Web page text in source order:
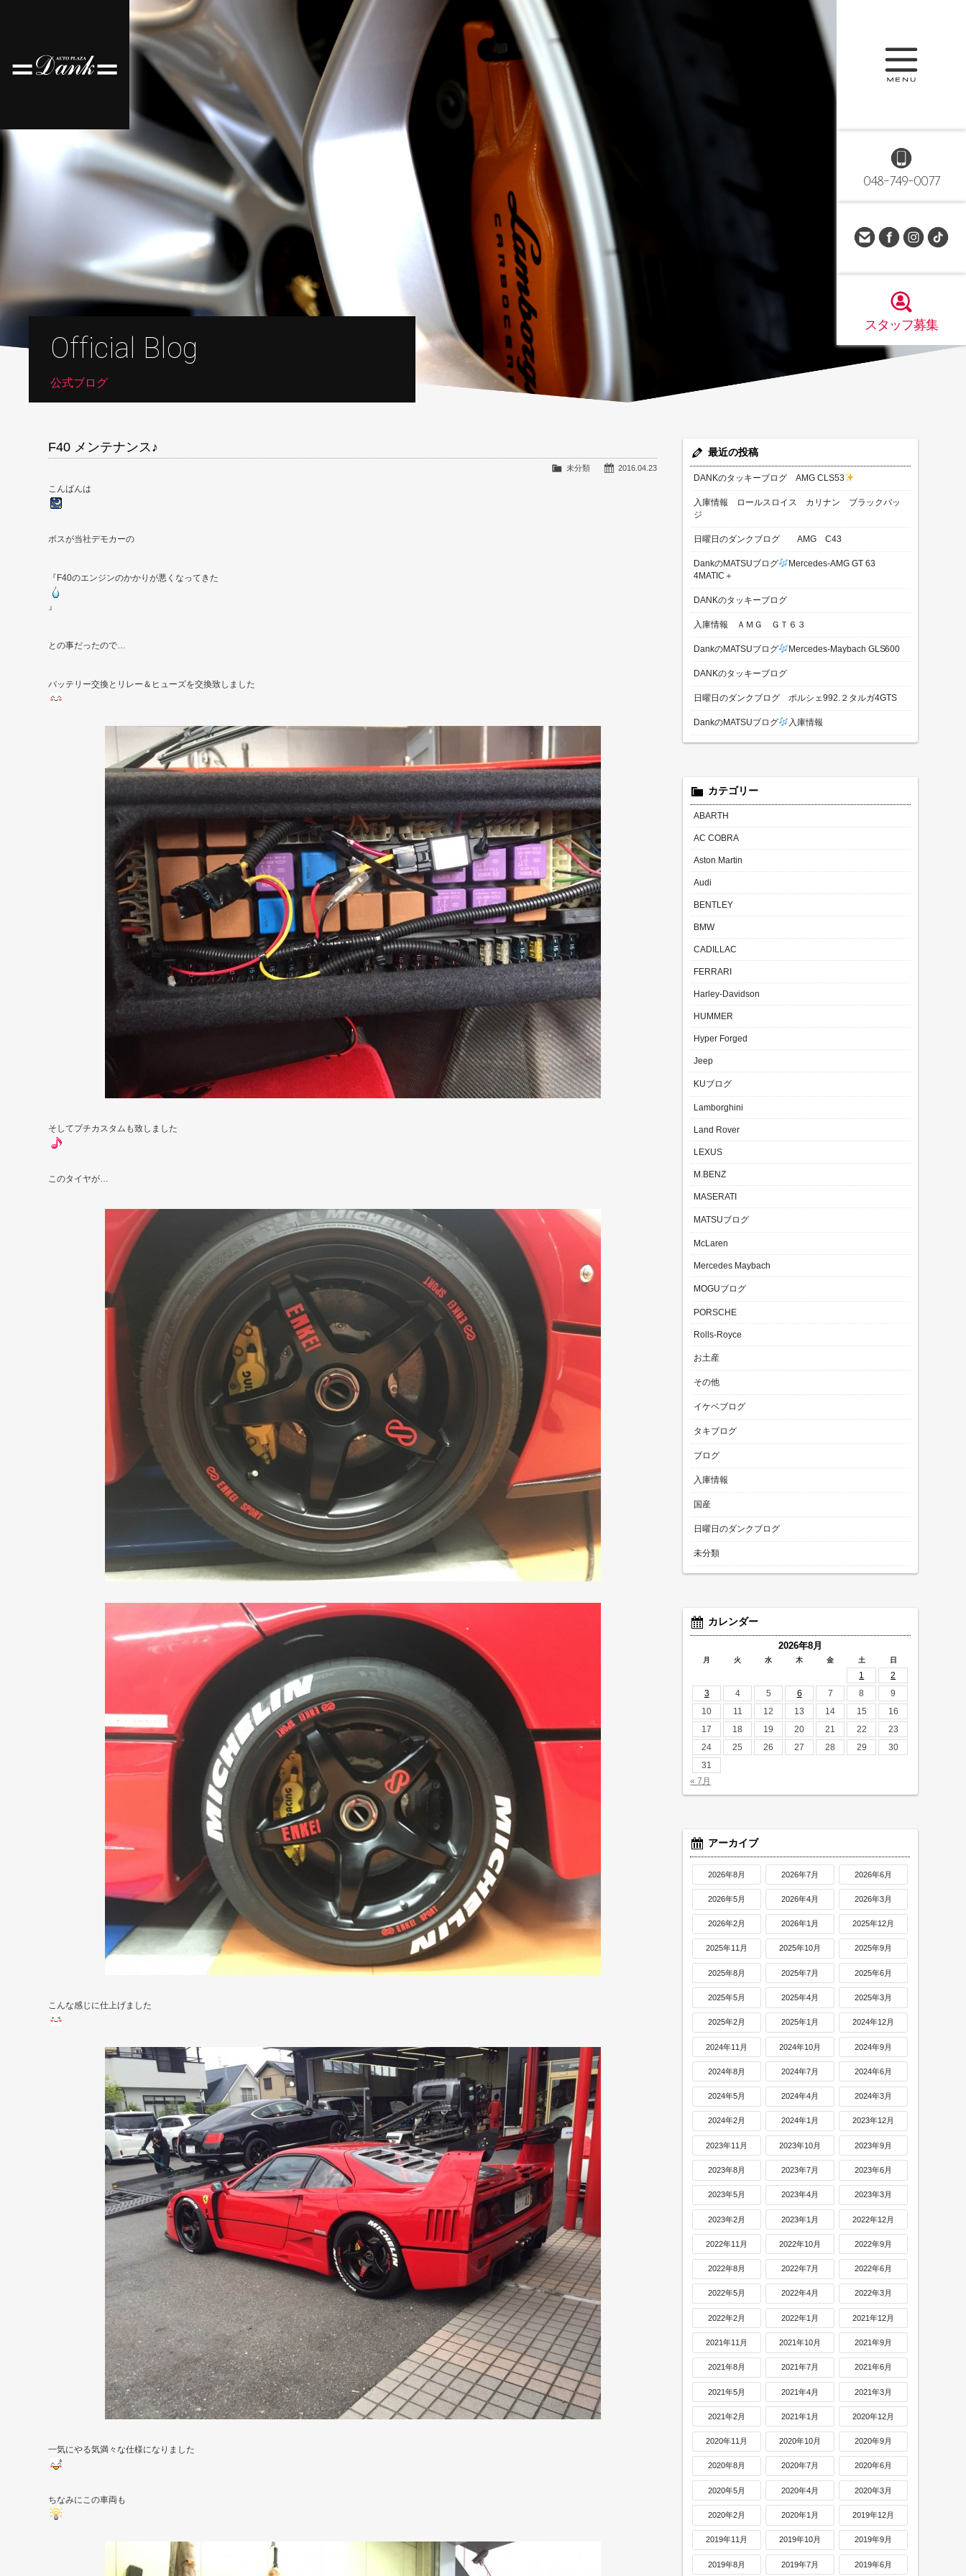
048-749-0077
スタッフ募集
Official Blog
公式ブログ
F40 メンテナンス♪
2016.04.23
未分類
こんばんは
ボスが当社デモカーの
『F40のエンジンのかかりが悪くなってきた
』
との事だったので…
バッテリー交換とリレー＆ヒューズを交換致しました
そしてプチカスタムも致しました
このタイヤが…
こんな感じに仕上げました
一気にやる気満々な仕様になりました
ちなみにこの車両も
最近の投稿
DANKのタッキーブログ AMG CLS53
入庫情報 ロールスロイス カリナン ブラックバッ
ジ
日曜日のダンクブログ AMG C43
DankのMATSUブログ
Mercedes-AMG GT 63
4MATIC＋
DANKのタッキーブログ
入庫情報 ＡＭＧ ＧＴ６３
DankのMATSUブログ Mercedes-Maybach GLS600
DANKのタッキーブログ
日曜日のダンクブログ ポルシェ992.２タルガ4GTS
DankのMATSUブログ 入庫情報
カテゴリー
ABARTH
AC COBRA
Aston Martin
Audi
BENTLEY
BMW
CADILLAC
FERRARI
Harley-Davidson
HUMMER
Hyper Forged
Jeep
KUブログ
Lamborghini
Land Rover
LEXUS
M.BENZ
MASERATI
MATSUブログ
McLaren
Mercedes Maybach
MOGUブログ
PORSCHE
Rolls-Royce
お土産
その他
イケベブログ
タキブログ
ブログ
入庫情報
国産
日曜日のダンクブログ
未分類
カレンダー
2026年8月
月 火 水 木 金 土 日
1
2
3
4 5 6 7 8
9
10
11 12 13 14 15
16
17
18 19 20 21 22
23
24
25 26 27 28 29
30
31
« 7月
アーカイブ
2026年8月 2026年7月 2026年6月
2026年5月 2026年4月 2026年3月
2026年2月 2026年1月 2025年12月
2025年11月 2025年10月 2025年9月
2025年8月 2025年7月 2025年6月
2025年5月 2025年4月 2025年3月
2025年2月 2025年1月 2024年12月
2024年11月 2024年10月 2024年9月
2024年8月 2024年7月 2024年6月
2024年5月 2024年4月 2024年3月
2024年2月 2024年1月 2023年12月
2023年11月 2023年10月 2023年9月
2023年8月 2023年7月 2023年6月
2023年5月 2023年4月 2023年3月
2023年2月 2023年1月 2022年12月
2022年11月 2022年10月 2022年9月
2022年8月 2022年7月 2022年6月
2022年5月 2022年4月 2022年3月
2022年2月 2022年1月 2021年12月
2021年11月 2021年10月 2021年9月
2021年8月 2021年7月 2021年6月
2021年5月 2021年4月 2021年3月
2021年2月 2021年1月 2020年12月
2020年11月 2020年10月 2020年9月
2020年8月 2020年7月 2020年6月
2020年5月 2020年4月 2020年3月
2020年2月 2020年1月 2019年12月
2019年11月 2019年10月 2019年9月
2019年8月 2019年7月 2019年6月